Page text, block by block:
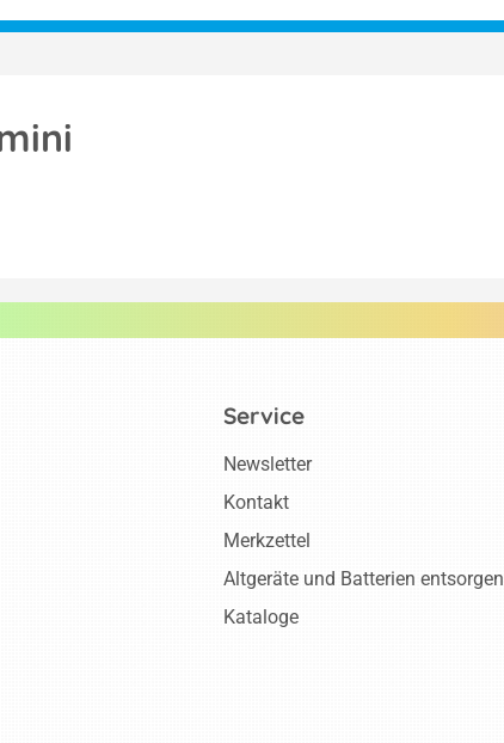
Service
Newsletter
Kontakt
Merkzettel
Altgeräte und Batterien entsorgen
Kataloge